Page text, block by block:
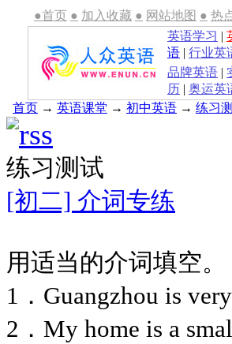
●首页 ● 加入收藏 ● 网站地图 ● 热
英语学习 |
语 | 行业英
品牌英语 |
历 | 奥运英
首页 → 英语课堂 → 初中英语 → 练习
练习测试
[初二] 介词专练
用适当的介词填空。
1．Guangzhou is
2．My home is a